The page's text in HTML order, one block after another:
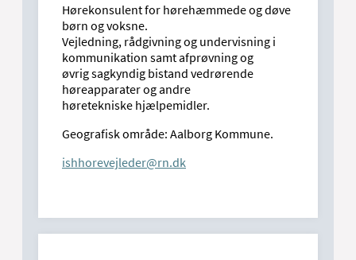
Hørekonsulent for hørehæmmede og døve
børn og voksne.
Vejledning, rådgivning og undervisning i
kommunikation samt afprøvning og
øvrig sagkyndig bistand vedrørende
høreapparater og andre
høretekniske hjælpemidler.
Geografisk område: Aalborg Kommune.
ishhorevejleder@rn.dk